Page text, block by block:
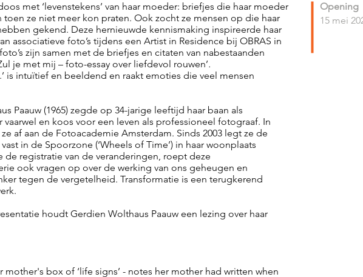
met ‘levenstekens’ van haar moeder: briefjes die haar moeder
toen ze niet meer kon praten. Ook zocht ze mensen op die haar
gekend. Deze hernieuwde kennismaking inspireerde haar
associatieve foto’s tijdens een Artist in Residence bij OBRAS in
zijn samen met de briefjes en citaten van nabestaanden
je met mij – foto-essay over liefdevol rouwen’.
is intuïtief en beeldend en raakt emoties die veel mensen
Paauw (1965) zegde op 34-jarige leeftijd haar baan als
vaarwel en koos voor een leven als professioneel fotograaf. In
af aan de Fotoacademie Amsterdam. Sinds 2003 legt ze de
in de Spoorzone (‘Wheels of Time’) in haar woonplaats
de registratie van de veranderingen, roept deze
ook vragen op over de werking van ons geheugen en
tegen de vergetelheid. Transformatie is een terugkerend
houdt Gerdien Wolthaus Paauw een lezing over haar
mother's box of ‘life signs’ - notes her mother had written when
Opening
15 mei